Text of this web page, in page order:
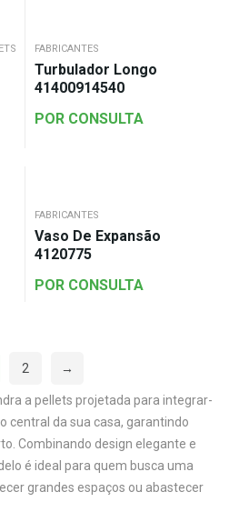
FABRICANTES
Turbulador Longo
41400914540
POR CONSULTA
FABRICANTES
Vaso De Expansão
4120775
POR CONSULTA
2 →
a pellets projetada para integrar-
central da sua casa, garantindo
Combinando design elegante e
é ideal para quem busca uma
grandes espaços ou abastecer